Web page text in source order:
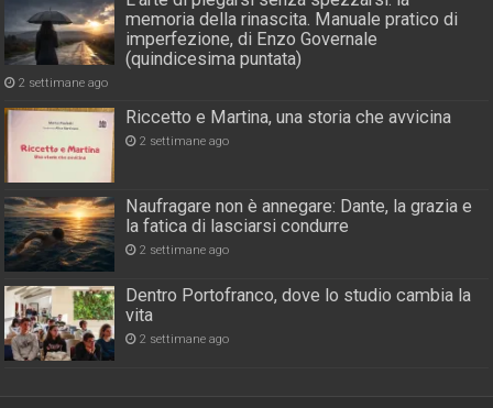
memoria della rinascita. Manuale pratico di
imperfezione, di Enzo Governale
(quindicesima puntata)
2 settimane ago
Riccetto e Martina, una storia che avvicina
2 settimane ago
Naufragare non è annegare: Dante, la grazia e
la fatica di lasciarsi condurre
2 settimane ago
Dentro Portofranco, dove lo studio cambia la
vita
2 settimane ago